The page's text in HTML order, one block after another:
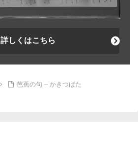
詳しくはこちら
芭蕉の句 – かきつばた